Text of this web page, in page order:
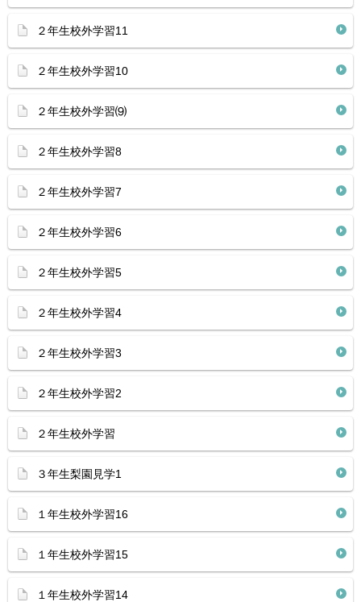
２年生校外学習11
２年生校外学習10
２年生校外学習⑼
２年生校外学習8
２年生校外学習7
２年生校外学習6
２年生校外学習5
２年生校外学習4
２年生校外学習3
２年生校外学習2
２年生校外学習
３年生梨園見学1
１年生校外学習16
１年生校外学習15
１年生校外学習14